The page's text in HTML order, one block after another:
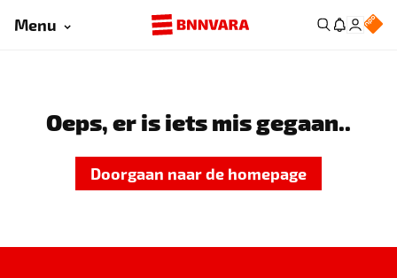
Menu
Oeps, er is iets mis gegaan..
Doorgaan naar de homepage